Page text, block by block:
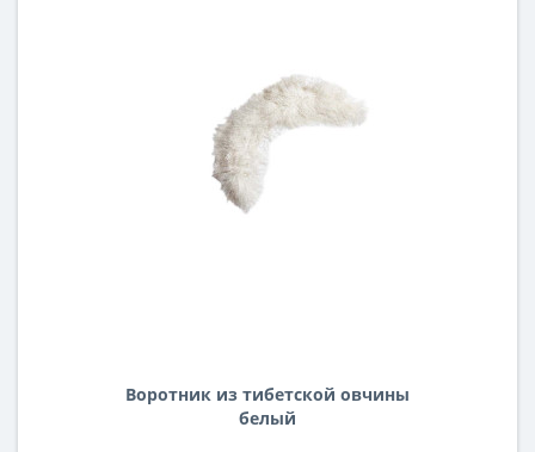
Воротник из тибетской овчины
белый